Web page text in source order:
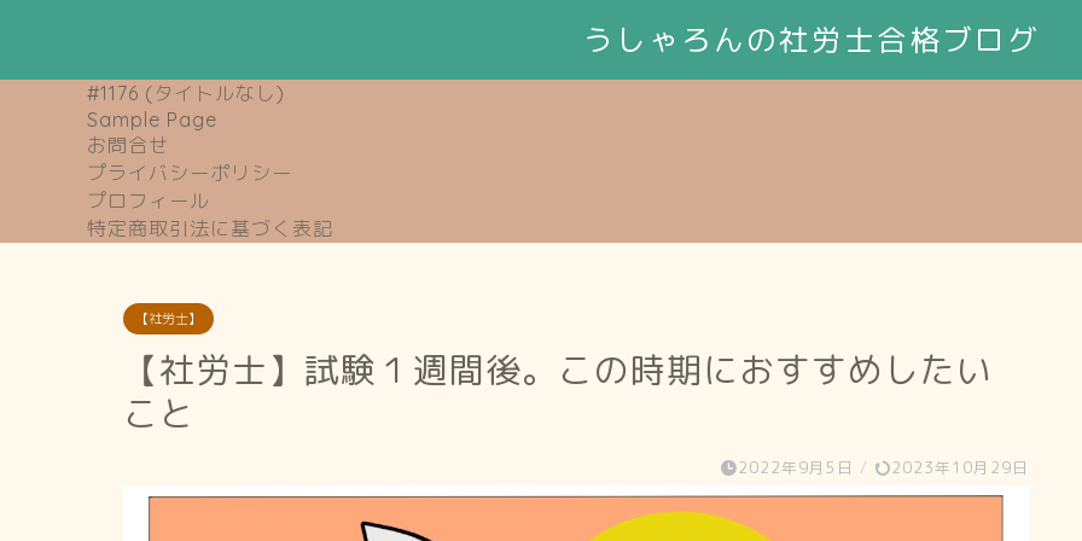
うしゃろんの社労士合格ブログ
#1176 (タイトルなし)
Sample Page
お問合せ
プライバシーポリシー
プロフィール
特定商取引法に基づく表記
【社労士】
【社労士】試験１週間後。この時期におすすめしたい
こと
2022年9月5日 / 2023年10月29日